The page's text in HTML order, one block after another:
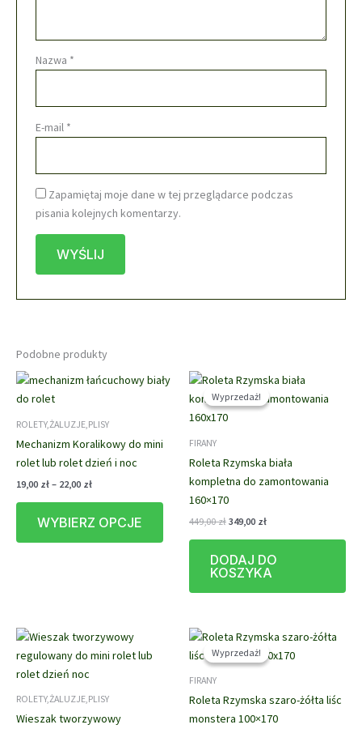
Nazwa *
E-mail *
Zapamiętaj moje dane w tej przeglądarce podczas
pisania kolejnych komentarzy.
Podobne produkty
ROLETY,ŻALUZJE,PLISY
Mechanizm Koralikowy do mini
rolet lub rolet dzień i noc
19,00 zł – 22,00 złZakres
19,00 zł
WYBIERZ OPCJE
Ten
produkt
ma
wariantów.
Opcje
wybrać
Wyprzedaż!
Wyprzedaż!
FIRANY
Roleta Rzymska biała
kompletna do zamontowania
160×170
449,00zł Pierwotna
449,00 zł.
349,00 złAktualna
349,00 zł.
DODAJ DO
KOSZYKA
ROLETY,ŻALUZJE,PLISY
Wieszak tworzywowy
Wyprzedaż!
Wyprzedaż!
FIRANY
Roleta Rzymska szaro-żółta liśc
monstera 100×170